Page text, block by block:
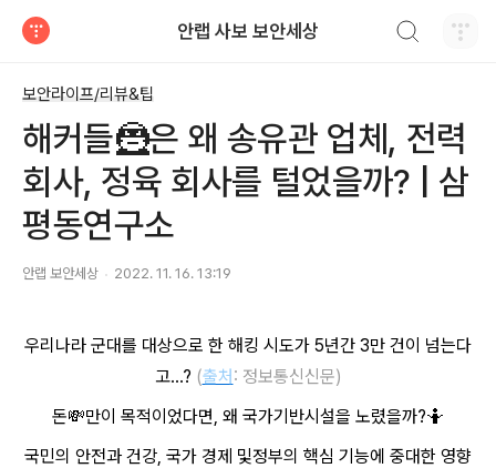
안랩 사보 보안세상
보안라이프/리뷰&팁
해커들🦹은 왜 송유관 업체, 전력
회사, 정육 회사를 털었을까? | 삼
평동연구소
안랩 보안세상 2022. 11. 16. 13:19
우리나라 군대를 대상으로 한 해킹 시도가 5년간 3만 건이 넘는다
고...? (출처: 정보통신신문)
돈💸만이 목적이었다면, 왜 국가기반시설을 노렸을까?🤷
국민의 안전과 건강, 국가 경제 및정부의 핵심 기능에 중대한 영향